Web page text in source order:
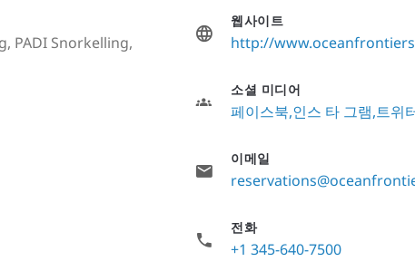
PADI Snorkelling,
웹사이트
http://
소셜 미디어
페이스북 인스 타 그램 트위
이메일
전화
+1 345-640-7500